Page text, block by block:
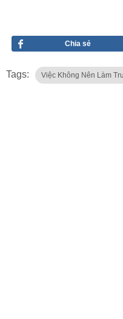
Chia sẻ
Tags: Việc Không Nên Làm